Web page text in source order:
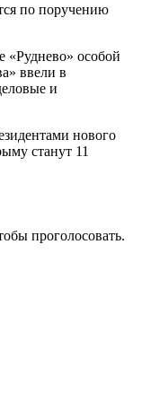
по поручению
«Руднево» особой
ввели в
и
нового
станут 11
проголосовать.